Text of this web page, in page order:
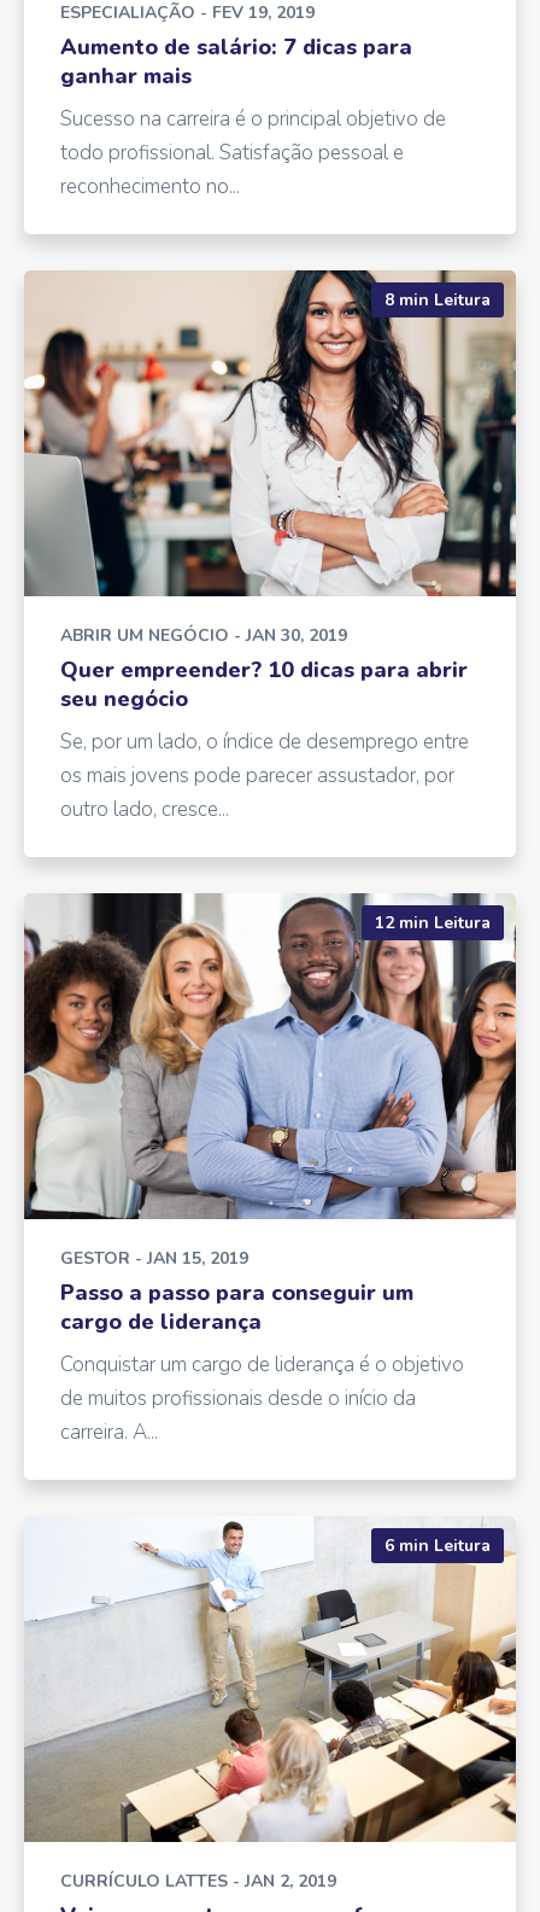
ESPECIALIAÇÃO - FEV 19, 2019
Aumento de salário: 7 dicas para
ganhar mais
Sucesso na carreira é o principal objetivo de
todo profissional. Satisfação pessoal e
reconhecimento no...
8 min Leitura
ABRIR UM NEGÓCIO - JAN 30, 2019
Quer empreender? 10 dicas para abrir
seu negócio
Se, por um lado, o índice de desemprego entre
os mais jovens pode parecer assustador, por
outro lado, cresce...
12 min Leitura
GESTOR - JAN 15, 2019
Passo a passo para conseguir um
cargo de liderança
Conquistar um cargo de liderança é o objetivo
de muitos profissionais desde o início da
carreira. A...
6 min Leitura
CURRÍCULO LATTES - JAN 2, 2019